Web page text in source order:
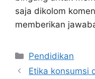
saja dikolom
memberikan
Kategori
Pendidikan
Etika konsumsi